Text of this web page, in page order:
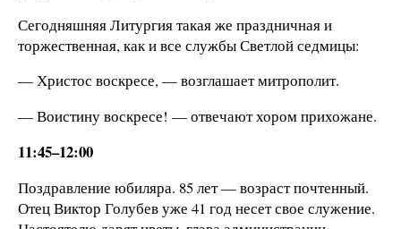
Сегодняшняя Литургия такая же праздничная и
торжественная, как и все службы Светлой седмицы:
— Христос воскресе, — возглашает митрополит.
— Воистину воскресе! — отвечают хором прихожане.
11:45–12:00
Поздравление юбиляра. 85 лет — возраст почтенный.
Отец Виктор Голубев уже 41 год несет свое служение.